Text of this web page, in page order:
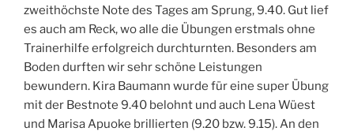
zweithöchste Note des Tages am Sprung, 9.40. Gut lief
es auch am Reck, wo alle die Übungen erstmals ohne
Trainerhilfe erfolgreich durchturnten. Besonders am
Boden durften wir sehr schöne Leistungen
bewundern. Kira Baumann wurde für eine super Übung
mit der Bestnote 9.40 belohnt und auch Lena Wüest
und Marisa Apuoke brillierten (9.20 bzw. 9.15). An den